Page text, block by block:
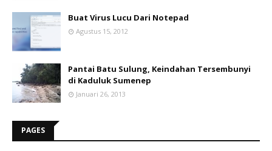
Buat Virus Lucu Dari Notepad
Agustus 15, 2012
Pantai Batu Sulung, Keindahan Tersembunyi
di Kaduluk Sumenep
Januari 26, 2013
PAGES